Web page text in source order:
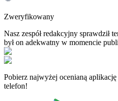
Zweryfikowany
Nasz zespół redakcyjny sprawdził
był on adekwatny w momencie
Pobierz najwyżej ocenianą
telefon!